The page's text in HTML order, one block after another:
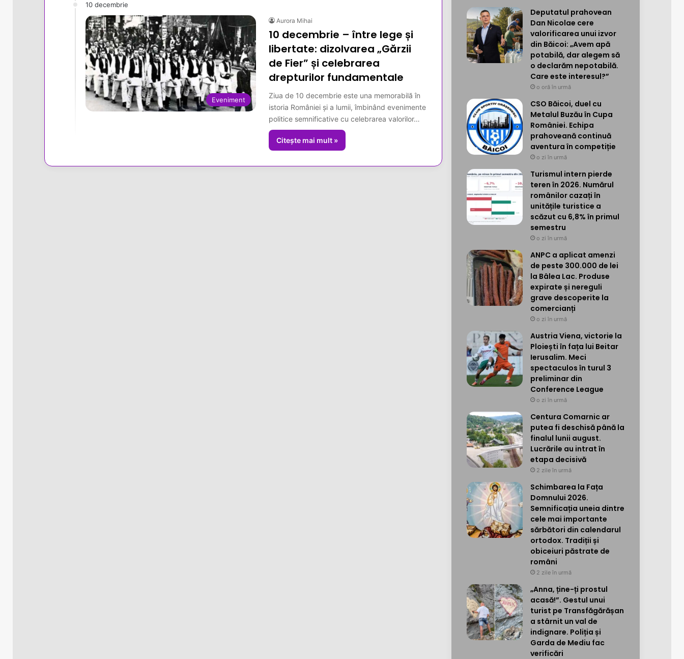
10 decembrie
Eveniment
Aurora Mihai
10 decembrie – între lege și
libertate: dizolvarea „Gărzii
de Fier” și celebrarea
drepturilor fundamentale
Ziua de 10 decembrie este una memorabilă în
istoria României și a lumii, îmbinând evenimente
politice semnificative cu celebrarea valorilor…
Citește mai mult »
Deputatul prahovean
Dan Nicolae cere
valorificarea unui izvor
din Băicoi: „Avem apă
potabilă, dar alegem să
o declarăm nepotabilă.
Care este interesul?”
o oră în urmă
CSO Băicoi, duel cu
Metalul Buzău în Cupa
României. Echipa
prahoveană continuă
aventura în competiție
o zi în urmă
Turismul intern pierde
teren în 2026. Numărul
românilor cazați în
unitățile turistice a
scăzut cu 6,8% în primul
semestru
o zi în urmă
ANPC a aplicat amenzi
de peste 300.000 de lei
la Bâlea Lac. Produse
expirate și nereguli
grave descoperite la
comercianți
o zi în urmă
Austria Viena, victorie la
Ploiești în fața lui Beitar
Ierusalim. Meci
spectaculos în turul 3
preliminar din
Conference League
o zi în urmă
Centura Comarnic ar
putea fi deschisă până la
finalul lunii august.
Lucrările au intrat în
etapa decisivă
2 zile în urmă
Schimbarea la Fața
Domnului 2026.
Semnificația uneia dintre
cele mai importante
sărbători din calendarul
ortodox. Tradiții și
obiceiuri păstrate de
români
2 zile în urmă
„Anna, ține-ți prostul
acasă!”. Gestul unui
turist pe Transfăgărășan
a stârnit un val de
indignare. Poliția și
Garda de Mediu fac
verificări